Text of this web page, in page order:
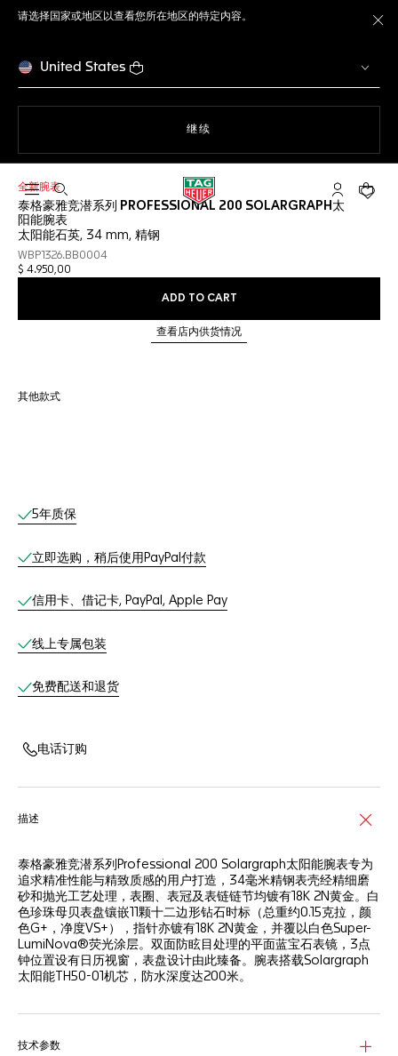
请选择国家或地区以查看您所在地区的特定内容。
United States
继续
打开搜索 My TAG您的
全新腕表
泰格豪雅竞潜系列 PROFESSIONAL 200 SOLARGRAPH太
阳能腕表
太阳能石英, 34 mm, 精钢
WBP1326.BB0004
$ 4.950,00
ADD TO CART
查看店内供货情况
其他款式
线上服务
5年质保
立即选购，稍后使用PayPal付款
信用卡、借记卡, PayPal, Apple Pay
线上专属包装
免费配送和退货
电话订购
描述
泰格豪雅竞潜系列Professional 200 Solargraph太阳能腕表专为
追求精准性能与精致质感的用户打造，34毫米精钢表壳经精细磨
砂和抛光工艺处理，表圈、表冠及表链链节均镀有18K 2N黄金。白
色珍珠母贝表盘镶嵌11颗十二边形钻石时标（总重约0.15克拉，颜
色G+，净度VS+），指针亦镀有18K 2N黄金，并覆以白色Super-
LumiNova®荧光涂层。双面防眩目处理的平面蓝宝石表镜，3点
钟位置设有日历视窗，表盘设计由此臻备。腕表搭载Solargraph
太阳能TH50-01机芯，防水深度达200米。
技术参数